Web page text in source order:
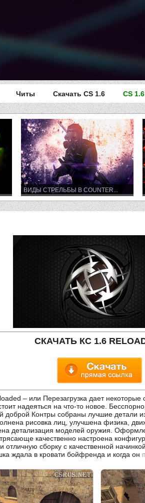
Читы Скачать CS 1.6 CS
ВИДЫ СТРЕЛЬБЫ В COUNTER...
СКАЧАТЬ КС 1.6
– или Перезагрузка дает
надеяться на что-то новое.
доброй Контры собраны лучшие детали
рисовка лиц, улучшена физика,
детализация моделей оружия.
качественно настроена
сборку с качественной
ждала в кровати бойфренда и когда он